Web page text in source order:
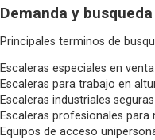
Demanda y
Principales terminos de
Escaleras especiales en venta
Escaleras para trabajo en
Escaleras industriales seguras
Escaleras profesionales
Equipos de acceso